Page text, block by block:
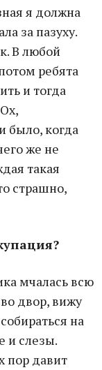
я должна
за пазуху.
В любой
ребята
и тогда
было, когда
же не
такая
страшно,
мчалась всю
двор, вижу
на
и слезы.
пор давит